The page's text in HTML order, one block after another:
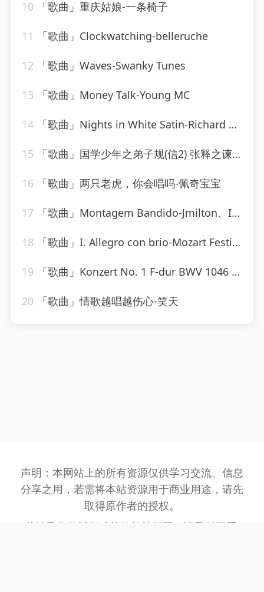
10 「歌曲」重庆姑娘-一条椅子
11 「歌曲」Clockwatching-belleruche
12 「歌曲」Waves-Swanky Tunes
13 「歌曲」Money Talk-Young MC
14 「歌曲」Nights in White Satin-Richard Clayderman
15 「歌曲」国学少年之弟子规(信2) 张释之谏用上林尉的故事-逸思静巧
16 「歌曲」两只老虎，你会唱吗-佩奇宝宝
17 「歌曲」Montagem Bandido-Jmilton、Itamar MC_20260807_131339
18 「歌曲」I. Allegro con brio-Mozart Festival Orchestra、Alberto Lizzio
19 「歌曲」Konzert No. 1 F-dur BWV 1046 - Allegro-Karl Richter、The Munich Philharmonic Orchestra
20 「歌曲」情歌越唱越伤心-笑天
声明：本网站上的所有资源仅供学习交流、信息
分享之用，若需将本站资源用于商业用途，请先
取得原作者的授权。
若涉及您的版权或其他权益问题，请及时联系: